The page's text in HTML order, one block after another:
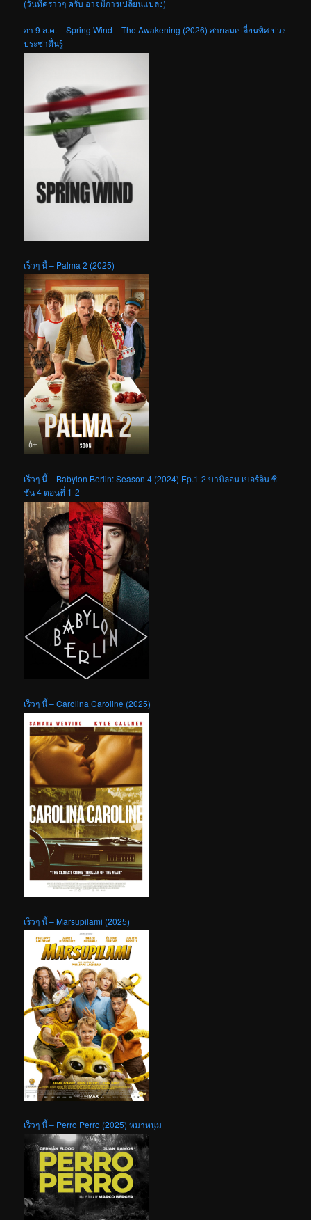
(วันที่คร่าวๆ ครับ อาจมีการเปลี่ยนแปลง)
อา 9 ส.ค. – Spring Wind – The Awakening (2026) สายลมเปลี่ยนทิศ ปวง
ประชาตื่นรู้
เร็วๆ นี้ – Palma 2 (2025)
เร็วๆ นี้ – Babylon Berlin: Season 4 (2024) Ep.1-2 บาบิลอน เบอร์ลิน ซี
ซัน 4 ตอนที่ 1-2
เร็วๆ นี้ – Carolina Caroline (2025)
เร็วๆ นี้ – Marsupilami (2025)
เร็วๆ นี้ – Perro Perro (2025) หมาหนุ่ม